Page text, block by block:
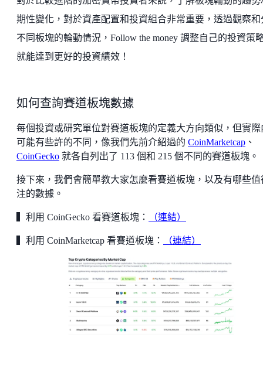
期性變化，對於資產配置和投資組合非常重要，透過觀察和
不同板塊的輪動情況，Follow the money 調整自己的投資策
就能達到更好的投資績效！
如何查詢賽道板塊數據
每個投資或研究單位對賽道板塊的定義大方向類似，但實際
可能有些許的不同，像我們先前介紹過的 CoinMarketcap 、
CoinGecko 就各自列出了 113 個和 215 個不同的賽道板塊。
接下來，我們會簡單教大家怎麼看賽道板塊，以及有哪些值
注的數據。
▍利用 CoinGecko 看賽道板塊： （連結）
▍利用 CoinMarketcap 看賽道板塊： （連結）